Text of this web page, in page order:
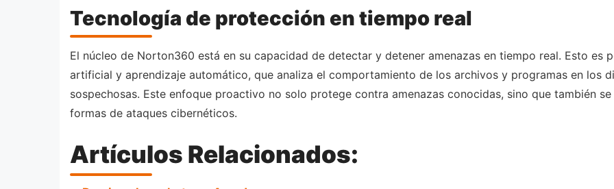
Tecnología de protección en tiempo real
El núcleo de Norton360 está en su capacidad de detectar y detener amenazas en tiempo real. Esto es
artificial y aprendizaje automático, que analiza el comportamiento de los archivos y programas en los
sospechosas. Este enfoque proactivo no solo protege contra amenazas conocidas, sino que también
formas de ataques cibernéticos.
Artículos Relacionados: